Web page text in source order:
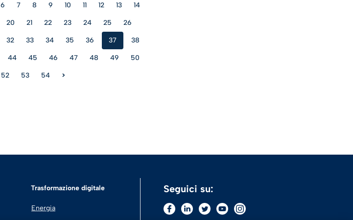
6 7 8 9 10 11 12 13 14
20 21 22 23 24 25 26
32 33 34 35 36 37 38
44 45 46 47 48 49 50
52 53 54 >
Trasformazione digitale
Energia
Seguici su: